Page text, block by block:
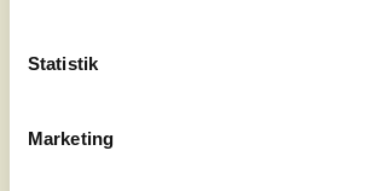
Statistik
Marketing
22